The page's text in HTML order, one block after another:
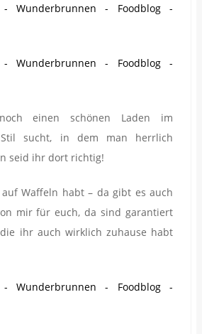
einen schönen Laden im
Stil sucht, in dem man herrlich
seid ihr dort richtig!
Waffeln habt – da gibt es auch
mir für euch, da sind garantiert
ihr auch wirklich zuhause habt